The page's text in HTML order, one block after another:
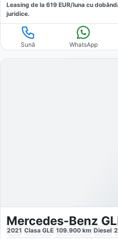
Leasing de la 619 EUR/luna cu
juridice.
Sună WhatsApp
Mercedes-Benz
2021 Clasa GLE 109.900 km Diesel